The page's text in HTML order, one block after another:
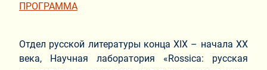
ПРОГРАММА
Отдел русской литературы конца XIX – начала XX
века, Научная лаборатория «Rossica: русская